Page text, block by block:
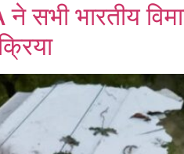
सभी भारतीय